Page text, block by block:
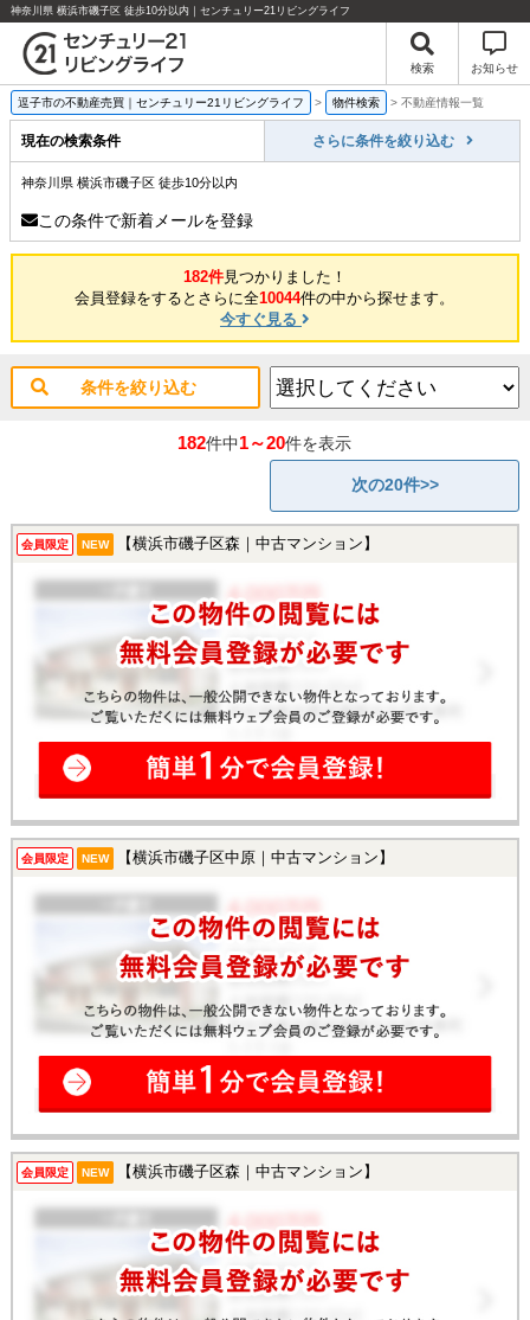
神奈川県 横浜市磯子区 徒歩10分以内｜センチュリー21リビングライフ
検索 お知らせ
逗子市の不動産売買｜センチュリー21リビングライフ > 物件検索 > 不動産情報一覧
現在の検索条件 さらに条件を絞り込む
神奈川県 横浜市磯子区 徒歩10分以内
この条件で新着メールを登録
182件見つかりました！
会員登録をするとさらに全10044件の中から探せます。
今すぐ見る
条件を絞り込む
182件中1～20件を表示
次の20件>>
会員限定 NEW 【横浜市磯子区森｜中古マンション】
会員限定 NEW 【横浜市磯子区中原｜中古マンション】
会員限定 NEW 【横浜市磯子区森｜中古マンション】